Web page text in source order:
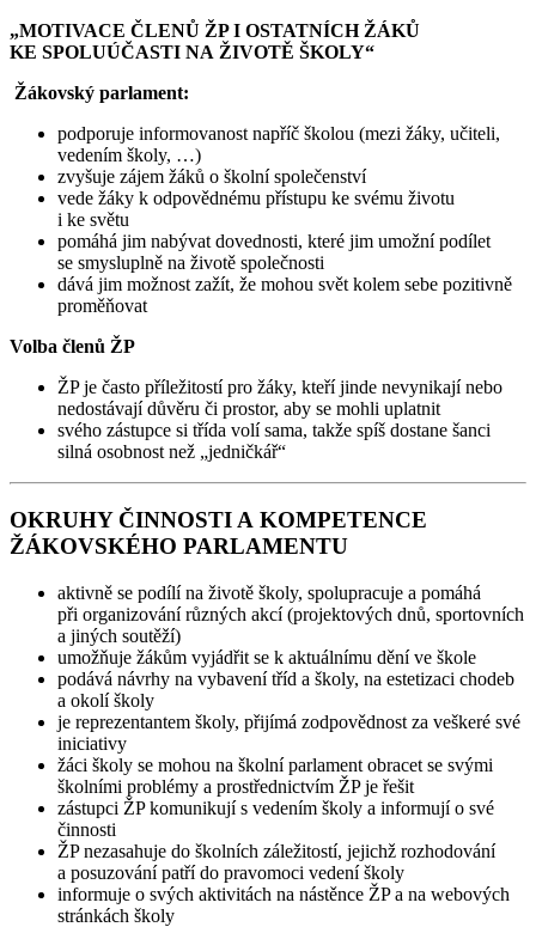
„MOTIVACE ČLENŮ ŽP I OSTATNÍCH ŽÁKŮ
KE SPOLUÚČASTI NA ŽIVOTĚ ŠKOLY“
Žákovský parlament:
podporuje informovanost napříč školou (mezi žáky, učiteli,
vedením školy, …)
zvyšuje zájem žáků o školní společenství
vede žáky k odpovědnému přístupu ke svému životu
i ke světu
pomáhá jim nabývat dovednosti, které jim umožní podílet
se smysluplně na životě společnosti
dává jim možnost zažít, že mohou svět kolem sebe pozitivně
proměňovat
Volba členů ŽP
ŽP je často příležitostí pro žáky, kteří jinde nevynikají nebo
nedostávají důvěru či prostor, aby se mohli uplatnit
svého zástupce si třída volí sama, takže spíš dostane šanci
silná osobnost než „jedničkář“
OKRUHY ČINNOSTI A KOMPETENCE
ŽÁKOVSKÉHO PARLAMENTU
aktivně se podílí na životě školy, spolupracuje a pomáhá
při organizování různých akcí (projektových dnů, sportovních
a jiných soutěží)
umožňuje žákům vyjádřit se k aktuálnímu dění ve škole
podává návrhy na vybavení tříd a školy, na estetizaci chodeb
a okolí školy
je reprezentantem školy, přijímá zodpovědnost za veškeré své
iniciativy
žáci školy se mohou na školní parlament obracet se svými
školními problémy a prostřednictvím ŽP je řešit
zástupci ŽP komunikují s vedením školy a informují o své
činnosti
ŽP nezasahuje do školních záležitostí, jejichž rozhodování
a posuzování patří do pravomoci vedení školy
informuje o svých aktivitách na nástěnce ŽP a na webových
stránkách školy